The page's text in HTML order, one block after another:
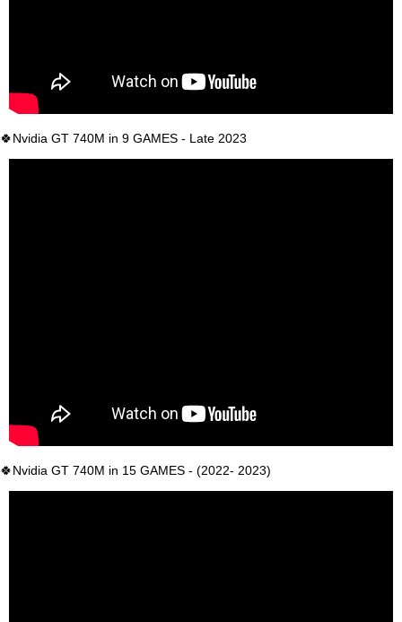
🍀Nvidia GT 740M in 9 GAMES - Late 2023
🍀Nvidia GT 740M in 15 GAMES - (2022- 2023)